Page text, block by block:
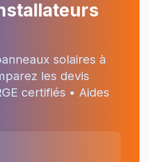
solaires à
les devis
certifiés • Aides